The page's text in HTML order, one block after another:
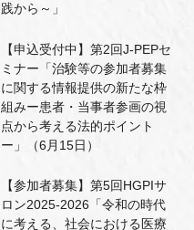
践から～」
【申込受付中】第2回J-PEPセ
ミナー「治験等の参加者募集
に関する情報提供の新たな枠
組みー患者・当事者参画の視
点から考える法的ポイント
ー」（6月15日）
【参加者募集】第5回HGPIサ
ロン2025-2026「令和の時代
に考える、社会における医療